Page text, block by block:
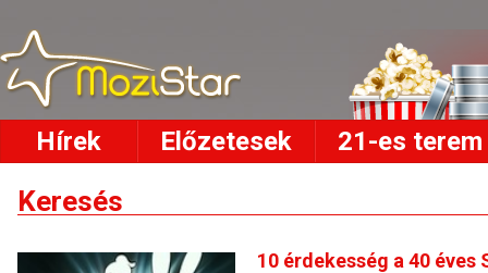
Hírek Előzetesek 21-es terem
Keresés
10 érdekesség a 40